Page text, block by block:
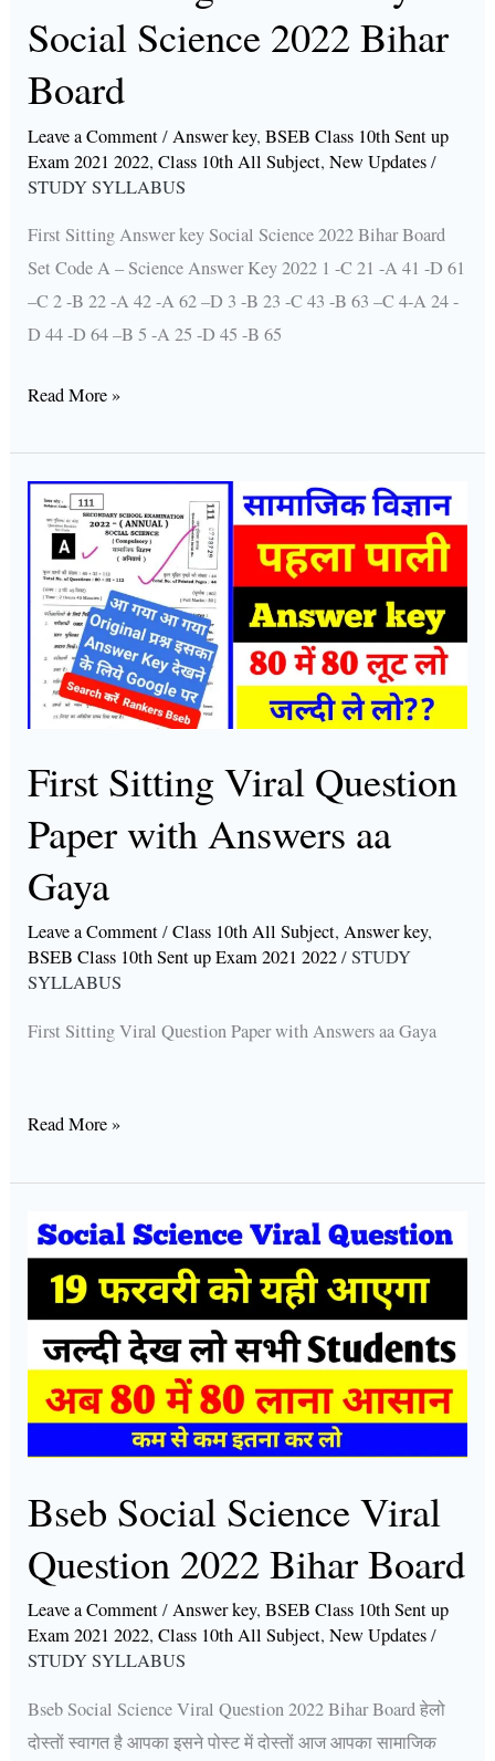
Social Science 2022 Bihar
Board
Leave a Comment/Answer key,BSEB Class 10th Sent up
Exam 2021 2022,Class 10th All Subject,New Updates/
STUDY SYLLABUS
First Sitting Answer key Social Science 2022 Bihar Board
Set Code A – Science Answer Key 2022 1 -C 21 -A 41 -D 61
–C 2 -B 22 -A 42 -A 62 –D 3 -B 23 -C 43 -B 63 –C 4-A 24 -
D 44 -D 64 –B 5 -A 25 -D 45 -B 65
Read More »
First Sitting Viral Question
Paper with Answers aa
Gaya
Leave a Comment/Class 10th All Subject,Answer key,
BSEB Class 10th Sent up Exam 2021 2022/STUDY
SYLLABUS
First Sitting Viral Question Paper with Answers aa Gaya
First
Sitting
Viral
Question
Paper
with
Answers
aa
Read More »
Bseb Social Science Viral
Question 2022 Bihar Board
Leave a Comment/Answer key,BSEB Class 10th Sent up
Exam 2021 2022,Class 10th All Subject,New Updates/
STUDY SYLLABUS
Bseb Social Science Viral Question 2022 Bihar Board हेलो
दोस्तों स्वागत है आपका इसने पोस्ट में दोस्तों आज आपका सामाजिक
Bseb
Social
Science
Viral
Question
2022
Bihar
Board